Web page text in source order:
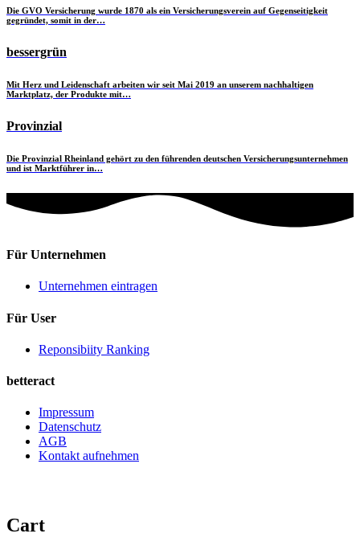
Die GVO Versicherung wurde 1870 als ein Versicherungsverein auf Gegenseitigkeit
gegründet, somit in der…
bessergrün
Mit Herz und Leidenschaft arbeiten wir seit Mai 2019 an unserem nachhaltigen
Marktplatz, der Produkte mit…
Provinzial
Die Provinzial Rheinland gehört zu den führenden deutschen Versicherungsunternehmen
und ist Marktführer in…
Für Unternehmen
Unternehmen eintragen
Für User
Reponsibiity Ranking
betteract
Impressum
Datenschutz
AGB
Kontakt aufnehmen
Cart